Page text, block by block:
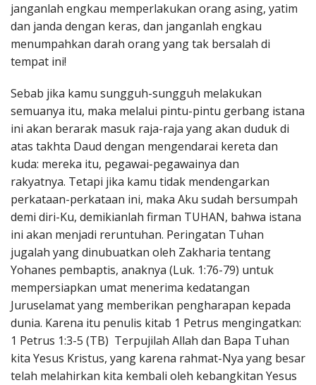
janganlah engkau memperlakukan orang asing, yatim
dan janda dengan keras, dan janganlah engkau
menumpahkan darah orang yang tak bersalah di
tempat ini!
Sebab jika kamu sungguh-sungguh melakukan
semuanya itu, maka melalui pintu-pintu gerbang istana
ini akan berarak masuk raja-raja yang akan duduk di
atas takhta Daud dengan mengendarai kereta dan
kuda: mereka itu, pegawai-pegawainya dan
rakyatnya. Tetapi jika kamu tidak mendengarkan
perkataan-perkataan ini, maka Aku sudah bersumpah
demi diri-Ku, demikianlah firman TUHAN, bahwa istana
ini akan menjadi reruntuhan. Peringatan Tuhan
jugalah yang dinubuatkan oleh Zakharia tentang
Yohanes pembaptis, anaknya (Luk. 1:76-79) untuk
mempersiapkan umat menerima kedatangan
Juruselamat yang memberikan pengharapan kepada
dunia. Karena itu penulis kitab 1 Petrus mengingatkan:
1 Petrus 1:3-5 (TB) Terpujilah Allah dan Bapa Tuhan
kita Yesus Kristus, yang karena rahmat-Nya yang besar
telah melahirkan kita kembali oleh kebangkitan Yesus